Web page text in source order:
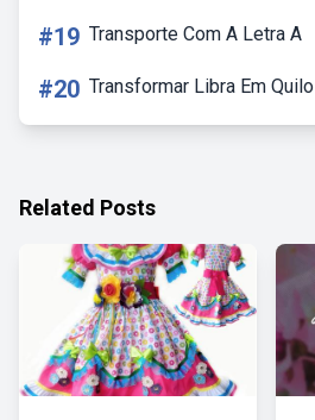
#19 Transporte Com A Letra A
#20 Transformar Libra Em Quilo
Related Posts